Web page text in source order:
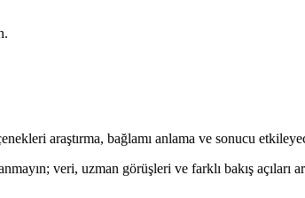
araştırma, bağlamı anlama ve sonucu
veri, uzman görüşleri ve farklı bakış açıları